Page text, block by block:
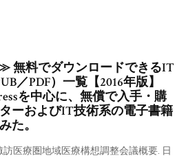
無料でダウンロードできるIT
／PDF）一覧【2016年版】
を中心に、無償で入手・購
ーおよびIT技術系の電子書籍
た。
医療圏地域医療構想調整会議概要. 日